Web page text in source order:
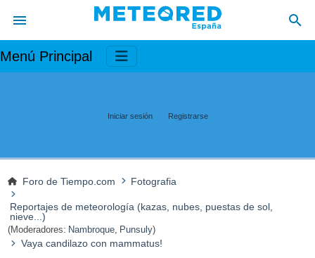
Menú Principal
Iniciar sesión Registrarse
Foro de Tiempo.com Fotografia
Reportajes de meteorología (kazas, nubes, puestas de sol,
nieve...)
(Moderadores: Nambroque, Punsuly)
Vaya candilazo con mammatus!